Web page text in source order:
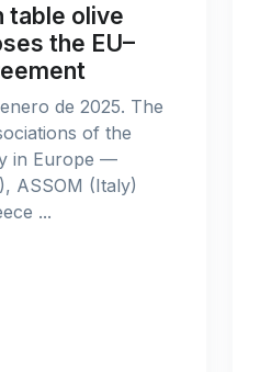
table olive
the EU–
de 2025. The
of the
in Europe —
ASSOM (Italy)
...